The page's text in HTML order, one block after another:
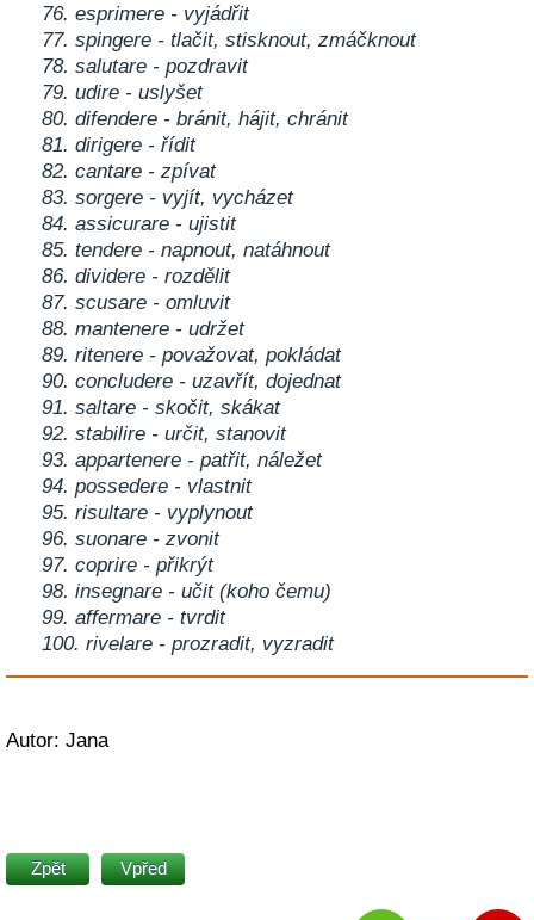
76. esprimere - vyjádřit
77. spingere - tlačit, stisknout, zmáčknout
78. salutare - pozdravit
79. udire - uslyšet
80. difendere - bránit, hájit, chránit
81. dirigere - řídit
82. cantare - zpívat
83. sorgere - vyjít, vycházet
84. assicurare - ujistit
85. tendere - napnout, natáhnout
86. dividere - rozdělit
87. scusare - omluvit
88. mantenere - udržet
89. ritenere - považovat, pokládat
90. concludere - uzavřít, dojednat
91. saltare - skočit, skákat
92. stabilire - určit, stanovit
93. appartenere - patřit, náležet
94. possedere - vlastnit
95. risultare - vyplynout
96. suonare - zvonit
97. coprire - přikrýt
98. insegnare - učit (koho čemu)
99. affermare - tvrdit
100. rivelare - prozradit, vyzradit
Autor: Jana
Zpět Vpřed